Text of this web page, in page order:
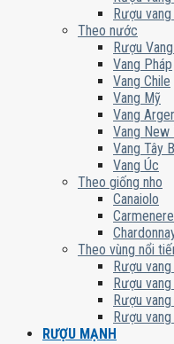
Rượu
Theo nước
Rượu
Vang Pháp
Vang Chile
Vang Mỹ
Vang
Vang New
Vang Tây
Vang Úc
Theo giống nho
Canaiolo
Carmenere
Theo vùng nổi
Rượu
Rượu
Rượu
Rượu
RƯỢU MẠNH